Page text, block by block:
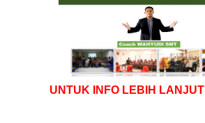
UNTUK INFO LEBIH LANJUT